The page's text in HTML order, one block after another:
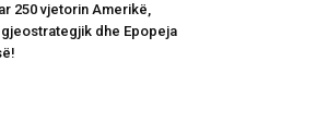
250 vjetorin Amerikë,
gjeostrategjik dhe Epopeja